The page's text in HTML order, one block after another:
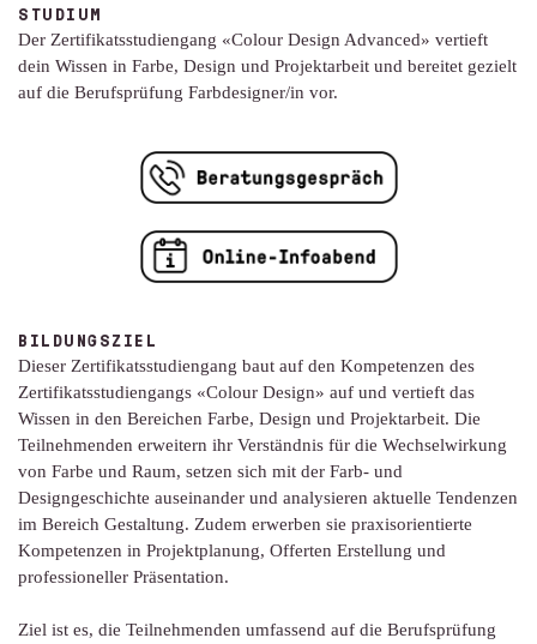
STUDIUM
Der Zertifikatsstudiengang «Colour Design Advanced» vertieft
dein Wissen in Farbe, Design und Projektarbeit und bereitet gezielt
auf die Berufsprüfung Farbdesigner/in vor.
BILDUNGSZIEL
Dieser Zertifikatsstudiengang baut auf den Kompetenzen des
Zertifikatsstudiengangs «Colour Design» auf und vertieft das
Wissen in den Bereichen Farbe, Design und Projektarbeit. Die
Teilnehmenden erweitern ihr Verständnis für die Wechselwirkung
von Farbe und Raum, setzen sich mit der Farb- und
Designgeschichte auseinander und analysieren aktuelle Tendenzen
im Bereich Gestaltung. Zudem erwerben sie praxisorientierte
Kompetenzen in Projektplanung, Offerten Erstellung und
professioneller Präsentation.
Ziel ist es, die Teilnehmenden umfassend auf die Berufsprüfung